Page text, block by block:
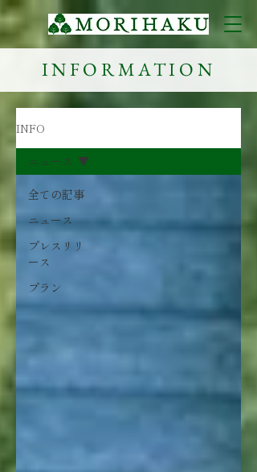
INFORMATION
INFO
全ての記事
ニュース
プレスリリ
ース
プラン
ニュース